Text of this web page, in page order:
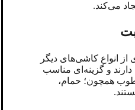
می‌کند.
انواع کاشی‌های دیگر
و گزینه‌ای مناسب
همچون؛ حمام،